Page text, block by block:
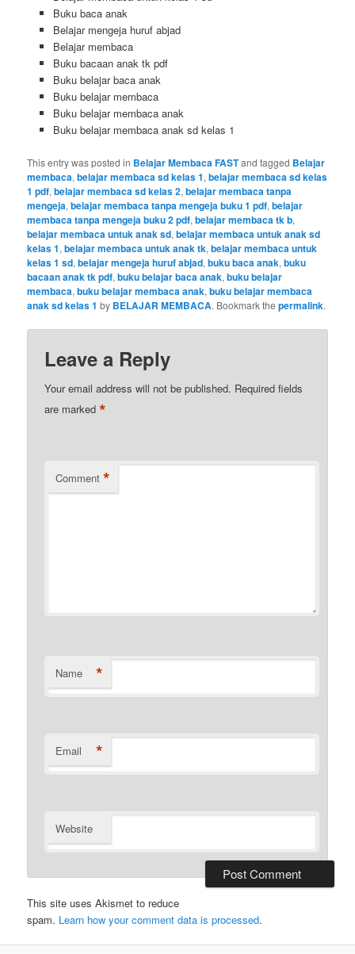
Buku baca anak
Belajar mengeja huruf abjad
Belajar membaca
Buku bacaan anak tk pdf
Buku belajar baca anak
Buku belajar membaca
Buku belajar membaca anak
Buku belajar membaca anak sd kelas 1
This entry was posted in Belajar Membaca FASTand tagged Belajar
membaca,belajar membaca sd kelas 1,belajar membaca sd kelas
1 pdf,belajar membaca sd kelas 2,belajar membaca tanpa
mengeja,belajar membaca tanpa mengeja buku 1 pdf,belajar
membaca tanpa mengeja buku 2 pdf,belajar membaca tk b,
belajar membaca untuk anak sd,belajar membaca untuk anak sd
kelas 1,belajar membaca untuk anak tk,belajar membaca untuk
kelas 1 sd,belajar mengeja huruf abjad,buku baca anak,buku
bacaan anak tk pdf,buku belajar baca anak,buku belajar
membaca,buku belajar membaca anak,buku belajar membaca
anak sd kelas 1 by BELAJAR MEMBACA. Bookmark thepermalink.
Leave a Reply
Your email address will not be published. Required fields
are marked*
Comment *
Name *
Email *
Website
This site uses Akismet to reduce
spam. Learn how your comment data is processed.